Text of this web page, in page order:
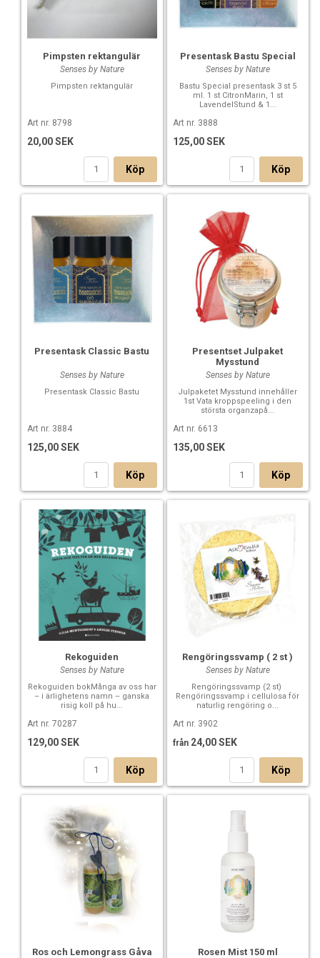
Pimpsten rektangulär
Senses by Nature
Pimpsten rektangulär
Art nr. 8798
20,00 SEK
Köp
Presentask Bastu Special
Senses by Nature
Bastu Special presentask 3 st 5
ml. 1 st CitronMarin, 1 st
LavendelStund & 1...
Art nr. 3888
125,00 SEK
Köp
Presentask Classic Bastu
Senses by Nature
Presentask Classic Bastu
Art nr. 3884
125,00 SEK
Köp
Presentset Julpaket
Mysstund
Senses by Nature
Julpaketet Mysstund innehåller
1st Vata kroppspeeling i den
största organzapå...
Art nr. 6613
135,00 SEK
Köp
Rekoguiden
Senses by Nature
Rekoguiden bokMånga av oss har
– i ärlighetens namn – ganska
risig koll på hu...
Art nr. 70287
129,00 SEK
Köp
Rengöringssvamp ( 2 st )
Senses by Nature
Rengöringssvamp (2 st)
Rengöringssvamp i cellulosa för
naturlig rengöring o...
Art nr. 3902
från 24,00 SEK
Köp
Ros och Lemongrass Gåva Rosen Mist 150 ml